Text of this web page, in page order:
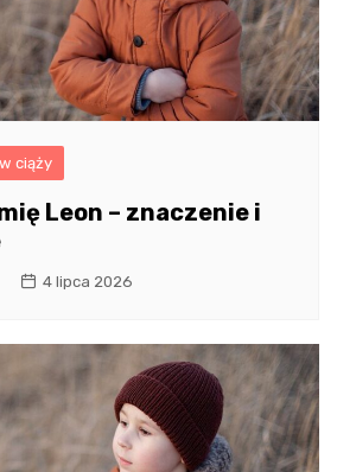
ciąży
Leon – znaczenie i
4 lipca 2026